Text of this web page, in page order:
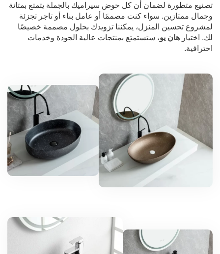
تصنيع متطورة لضمان أن كل حوض سيراميك بالجملة يتمتع بمتانة
وجمال ممتازين. سواء كنت مصممًا أو عامل بناء أو تاجر تجزئة
لمشروع تحسين المنزل، يمكننا تزويدك بحلول مصممة خصيصًا
لك. اختيار هان يو، ستستمتع بمنتجات عالية الجودة وخدمات
احترافية.